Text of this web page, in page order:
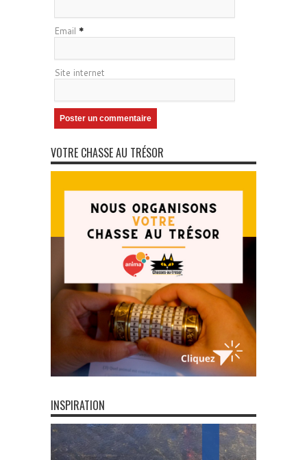
Email *
Site internet
VOTRE CHASSE AU TRÉSOR
INSPIRATION